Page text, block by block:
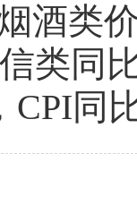
酒类
类同
CPI同